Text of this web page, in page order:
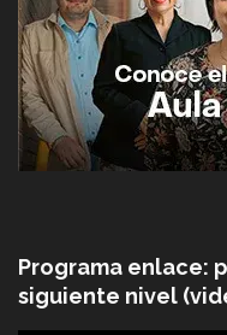
Programa enlace:
siguiente nivel